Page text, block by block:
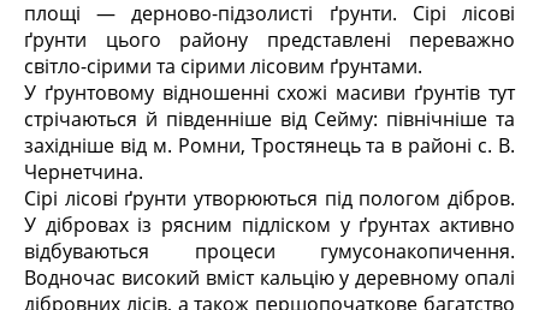
площі — дерново-підзолисті ґрунти. Сірі лісові
ґрунти цього району представлені переважно
світло-сірими та сірими лісовим ґрунтами.
У ґрунтовому відношенні схожі масиви ґрунтів тут
стрічаються й південніше від Сейму: північніше та
західніше від м. Ромни, Тростянець та в районі с. В.
Чернетчина.
Сірі лісові ґрунти утворюються під пологом дібров.
У дібровах із рясним підліском у ґрунтах активно
відбуваються процеси гумусонакопичення.
Водночас високий вміст кальцію у деревному опалі
дібровних лісів, а також першопочаткове багатство